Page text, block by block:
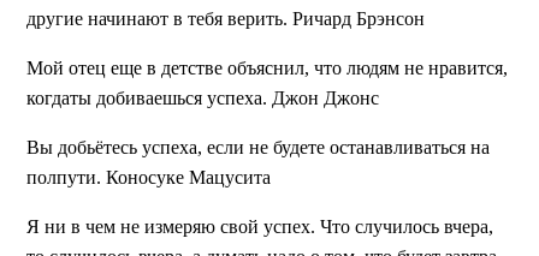
другие начинают в тебя верить. Ричард Брэнсон
Мой отец еще в детстве объяснил, что людям не нравится,
когдаты добиваешься успеха. Джон Джонс
Вы добьётесь успеха, если не будете останавливаться на
полпути. Коносуке Мацусита
Я ни в чем не измеряю свой успех. Что случилось вчера,